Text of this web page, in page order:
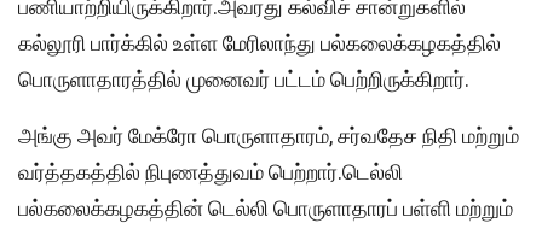
பணியாற்றியிருக்கிறார்.அவரது கல்விச் சான்றுகளில்
கல்லூரி பார்க்கில் உள்ள மேரிலாந்து பல்கலைக்கழகத்தில்
பொருளாதாரத்தில் முனைவர் பட்டம் பெற்றிருக்கிறார்.
அங்கு அவர் மேக்ரோ பொருளாதாரம், சர்வதேச நிதி மற்றும்
வர்த்தகத்தில் நிபுணத்துவம் பெற்றார்.டெல்லி
பல்கலைக்கழகத்தின் டெல்லி பொருளாதாரப் பள்ளி மற்றும்